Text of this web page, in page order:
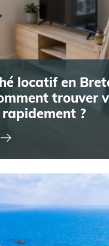
locatif en
trouver
?